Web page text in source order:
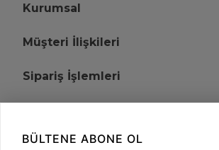
Kurumsal
Müşteri İlişkileri
Sipariş İşlemleri
+90 (850) 473 08 08
BÜLTENE ABONE OL